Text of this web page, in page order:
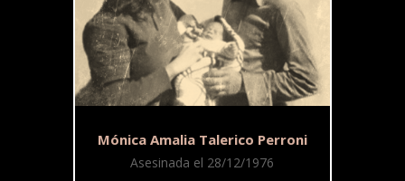
Mónica Amalia Talerico Perroni
Asesinada el 28/12/1976